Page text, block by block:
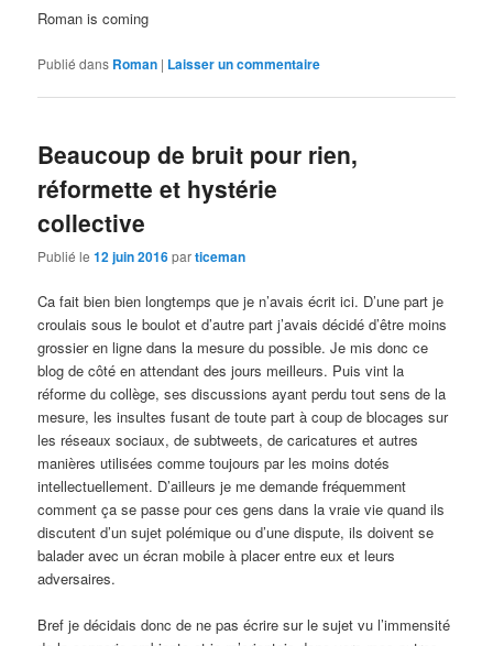
Roman is coming
Publié dans Roman | Laisser un commentaire
Beaucoup de bruit pour rien,
réformette et hystérie
collective
Publié le12 juin 2016particeman
Ca fait bien bien longtemps que je n’avais écrit ici. D’une part je
croulais sous le boulot et d’autre part j’avais décidé d’être moins
grossier en ligne dans la mesure du possible. Je mis donc ce
blog de côté en attendant des jours meilleurs. Puis vint la
réforme du collège, ses discussions ayant perdu tout sens de la
mesure, les insultes fusant de toute part à coup de blocages sur
les réseaux sociaux, de subtweets, de caricatures et autres
manières utilisées comme toujours par les moins dotés
intellectuellement. D’ailleurs je me demande fréquemment
comment ça se passe pour ces gens dans la vraie vie quand ils
discutent d’un sujet polémique ou d’une dispute, ils doivent se
balader avec un écran mobile à placer entre eux et leurs
adversaires.
Bref je décidais donc de ne pas écrire sur le sujet vu l’immensité